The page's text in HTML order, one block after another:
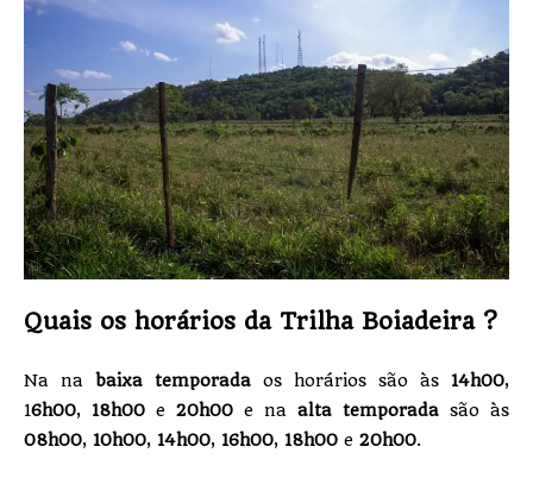
Quais os horários da Trilha Boiadeira ?
Na nabaixa temporada os horários são às 14h00,
16h00, 18h00 e 20h00 e na alta temporada são às
08h00, 10h00, 14h00, 16h00, 18h00 e 20h00.